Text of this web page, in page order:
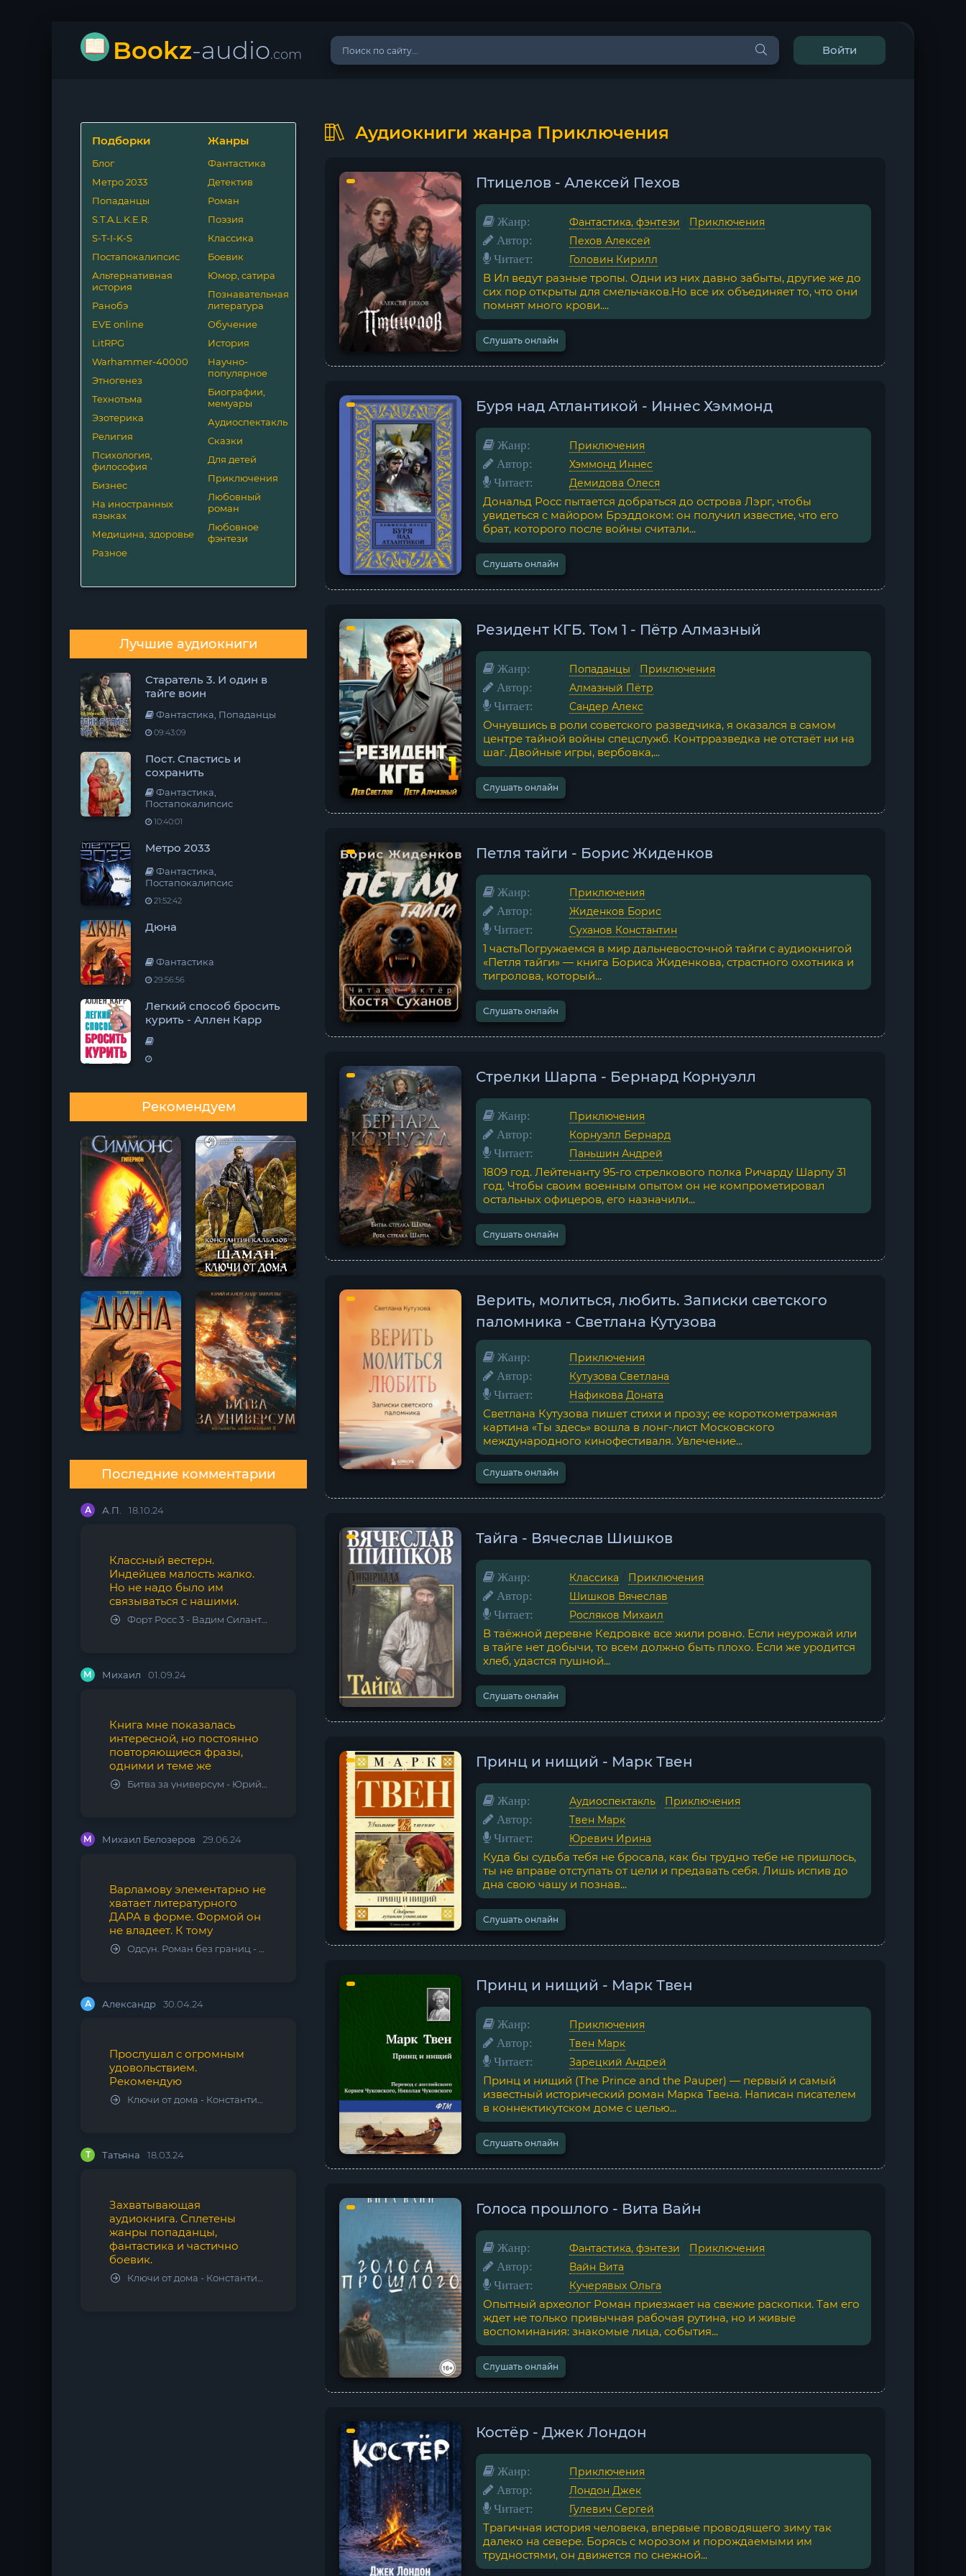
Bookz-audio.com Войти
Подборки
Блог
Метро 2033
Попаданцы
S.T.A.L.K.E.R.
S-T-I-K-S
Постапокалипсис
Альтернативная
история
Ранобэ
EVE online
LitRPG
Warhammer-40000
Этногенез
Технотьма
Эзотерика
Религия
Психология,
философия
Бизнес
На иностранных
языках
Медицина, здоровье
Разное
Жанры
Фантастика
Детектив
Роман
Поэзия
Классика
Боевик
Юмор, сатира
Познавательная
литература
Обучение
История
Научно-
популярное
Биографии,
мемуары
Аудиоспектакль
Сказки
Для детей
Приключения
Любовный
роман
Любовное
фэнтези
Лучшие аудиокниги
Старатель 3. И один в
тайге воин
Фантастика, Попаданцы
09:43:09
Пост. Спастись и
сохранить
Фантастика,
Постапокалипсис
10:40:01
Метро 2033
Фантастика,
Постапокалипсис
21:52:42
Дюна
Фантастика
29:56:56
Легкий способ бросить
курить - Аллен Карр
Рекомендуем
Последние комментарии
А А.П. 18.10.24
Классный вестерн.
Индейцев малость жалко.
Но не надо было им
связываться с нашими.
Форт Росс 3 - Вадим Силантьев
М Михаил 01.09.24
Книга мне показалась
интересной, но постоянно
повторяющиеся фразы,
одними и теме же
Битва за универсум - Юрий Тарарев, Александр Тарарев
М Михаил Белозеров 29.06.24
Варламову элементарно не
хватает литературного
ДАРА в форме. Формой он
не владеет. К тому
Одсун. Роман без границ - Алексей Варламов
А Александр 30.04.24
Прослушал с огромным
удовольствием.
Рекомендую
Ключи от дома - Константин Калбазов
Т Татьяна 18.03.24
Захватывающая
аудиокнига. Сплетены
жанры попаданцы,
фантастика и частично
боевик.
Ключи от дома - Константин Калбазов
Аудиокниги жанра Приключения
Птицелов - Алексей Пехов
Жанр: Фантастика, фэнтези Приключения
Автор: Пехов Алексей
Читает: Головин Кирилл
В Ил ведут разные тропы. Одни из них давно забыты, другие же до
сих пор открыты для смельчаков.Но все их объединяет то, что они
помнят много крови....
Слушать онлайн
Буря над Атлантикой - Иннес Хэммонд
Жанр: Приключения
Автор: Хэммонд Иннес
Читает: Демидова Олеся
Дональд Росс пытается добраться до острова Лэрг, чтобы
увидеться с майором Брэддоком: он получил известие, что его
брат, которого после войны считали...
Слушать онлайн
Резидент КГБ. Том 1 - Пётр Алмазный
Жанр: Попаданцы Приключения
Автор: Алмазный Пётр
Читает: Сандер Алекс
Очнувшись в роли советского разведчика, я оказался в самом
центре тайной войны спецслужб. Контрразведка не отстаёт ни на
шаг. Двойные игры, вербовка,...
Слушать онлайн
Петля тайги - Борис Жиденков
Жанр: Приключения
Автор: Жиденков Борис
Читает: Суханов Константин
1 частьПогружаемся в мир дальневосточной тайги с аудиокнигой
«Петля тайги» — книга Бориса Жиденкова, страстного охотника и
тигролова, который...
Слушать онлайн
Стрелки Шарпа - Бернард Корнуэлл
Жанр: Приключения
Автор: Корнуэлл Бернард
Читает: Паньшин Андрей
1809 год. Лейтенанту 95-го стрелкового полка Ричарду Шарпу 31
год. Чтобы своим военным опытом он не компрометировал
остальных офицеров, его назначили...
Слушать онлайн
Верить, молиться, любить. Записки светского
паломника - Светлана Кутузова
Жанр: Приключения
Автор: Кутузова Светлана
Читает: Нафикова Доната
Светлана Кутузова пишет стихи и прозу; ее короткометражная
картина «Ты здесь» вошла в лонг-лист Московского
международного кинофестиваля. Увлечение...
Слушать онлайн
Тайга - Вячеслав Шишков
Жанр: Классика Приключения
Автор: Шишков Вячеслав
Читает: Росляков Михаил
В таёжной деревне Кедровке все жили ровно. Если неурожай или
в тайге нет добычи, то всем должно быть плохо. Если же уродится
хлеб, удастся пушной...
Слушать онлайн
Принц и нищий - Марк Твен
Жанр: Аудиоспектакль Приключения
Автор: Твен Марк
Читает: Юревич Ирина
Куда бы судьба тебя не бросала, как бы трудно тебе не пришлось,
ты не вправе отступать от цели и предавать себя. Лишь испив до
дна свою чашу и познав...
Слушать онлайн
Принц и нищий - Марк Твен
Жанр: Приключения
Автор: Твен Марк
Читает: Зарецкий Андрей
Принц и нищий (The Prince and the Pauper) — первый и самый
известный исторический роман Марка Твена. Написан писателем
в коннектикутском доме с целью...
Слушать онлайн
Голоса прошлого - Вита Вайн
Жанр: Фантастика, фэнтези Приключения
Автор: Вайн Вита
Читает: Кучерявых Ольга
Опытный археолог Роман приезжает на свежие раскопки. Там его
ждет не только привычная рабочая рутина, но и живые
воспоминания: знакомые лица, события...
Слушать онлайн
Костёр - Джек Лондон
Жанр: Приключения
Автор: Лондон Джек
Читает: Гулевич Сергей
Трагичная история человека, впервые проводящего зиму так
далеко на севере. Борясь с морозом и порождаемыми им
трудностями, он движется по снежной...